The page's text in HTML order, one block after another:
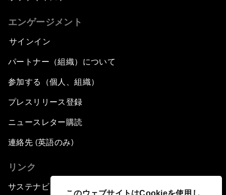
このウェブサイトはCookieを使用し
エンゲージメント
サインイン
パートナー（組織）について
参加する（個人、組織）
プレスリリース登録
ニュースレター購読
連絡先 (英語のみ)
リンク
サステナビリティへの取り組み